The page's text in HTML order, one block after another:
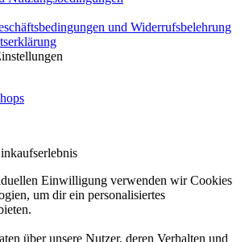
und Widerrufsbelehrung
Einwilligung verwenden wir Cookies
um dir ein personalisiertes
über unsere Nutzer, deren Verhalten und